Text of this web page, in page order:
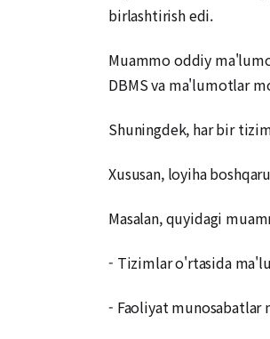
birlashtirish edi.
Muammo oddiy
DBMS va ma'lumotlar
Shuningdek, har bir
Xususan, loyiha
Masalan, quyidagi
- Tizimlar o'rtasida
- Faoliyat munosabatlar